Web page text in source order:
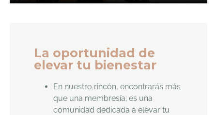
La oportunidad de
elevar tu bienestar
En nuestro rincón, encontrarás más
que una membresía; es una
comunidad dedicada a elevar tu